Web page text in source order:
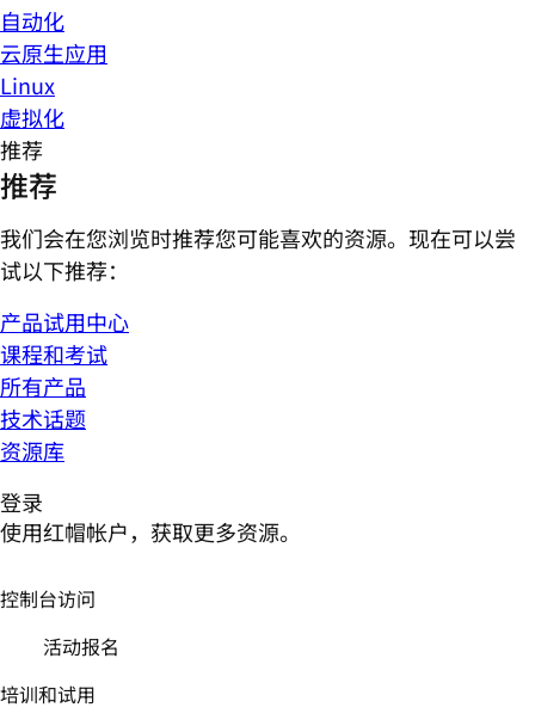
自动化
云原生应用
Linux
虚拟化
推荐
推荐
我们会在您浏览时推荐您可能喜欢的资源。现在可以尝
试以下推荐：
产品试用中心
课程和考试
所有产品
技术话题
资源库
登录
使用红帽帐户，获取更多资源。
控制台访问
活动报名
培训和试用